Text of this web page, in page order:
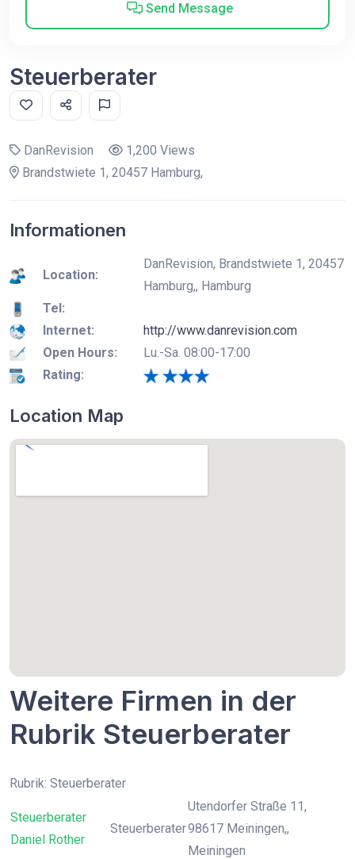
Send Message
Steuerberater
DanRevision
1,200 Views
Brandstwiete 1, 20457 Hamburg,
Informationen
Location:
DanRevision, Brandstwiete 1, 20457
Hamburg,, Hamburg
Tel:
Internet:
http://www.danrevision.com
Open Hours:
Lu.-Sa. 08:00-17:00
Rating:
Location Map
Weitere Firmen in der
Rubrik Steuerberater
Rubrik: Steuerberater
Steuerberater
Daniel Rother
Steuerberater
Utendorfer Straße 11,
98617 Meiningen,,
Meiningen